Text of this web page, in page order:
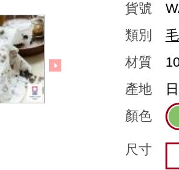
貨號
類別
材質
產地
顏色
尺寸